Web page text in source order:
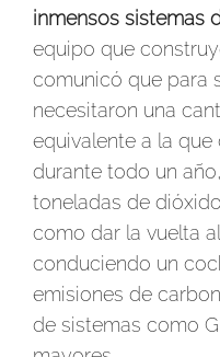
inmensos sistemas
equipo que
comunicó que para
necesitaron una
equivalente a la
durante todo un
toneladas de
como dar la vuelta
conduciendo un
emisiones de
de sistemas como